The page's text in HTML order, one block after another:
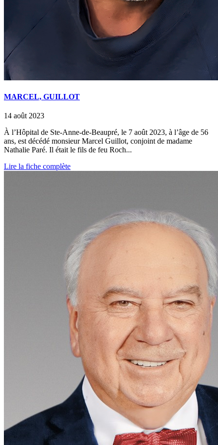
MARCEL, GUILLOT
14 août 2023
À l’Hôpital de Ste-Anne-de-Beaupré, le 7 août 2023, à l’âge de 56
ans, est décédé monsieur Marcel Guillot, conjoint de madame
Nathalie Paré. Il était le fils de feu Roch...
Lire la fiche complète